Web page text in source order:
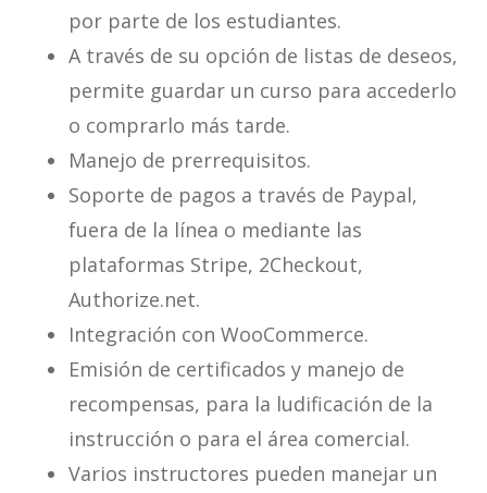
por parte de los estudiantes.
A través de su opción de listas de deseos,
permite guardar un curso para accederlo
o comprarlo más tarde.
Manejo de prerrequisitos.
Soporte de pagos a través de Paypal,
fuera de la línea o mediante las
plataformas Stripe, 2Checkout,
Authorize.net.
Integración con WooCommerce.
Emisión de certificados y manejo de
recompensas, para la ludificación de la
instrucción o para el área comercial.
Varios instructores pueden manejar un